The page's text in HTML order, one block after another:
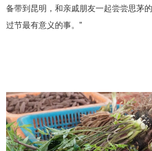
备带到昆明，和亲戚朋友一起尝尝思茅
过节最有意义的事。”